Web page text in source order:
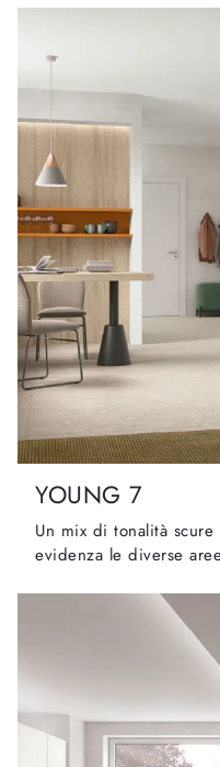
YOUNG 7
Un mix di tonalità
evidenza le diverse